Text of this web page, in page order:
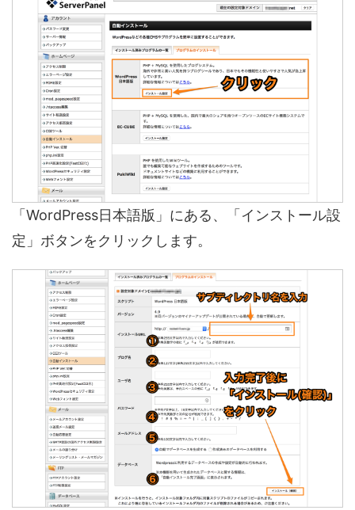
「WordPress日本語版」にある、「インストール設
定」ボタンをクリックします。